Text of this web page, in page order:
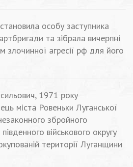
особу заступника
та зібрала вичерпні
злочинної агресії рф для його
1971 року
міста Ровеньки Луганської
збройного
військового округу
території Луганщини